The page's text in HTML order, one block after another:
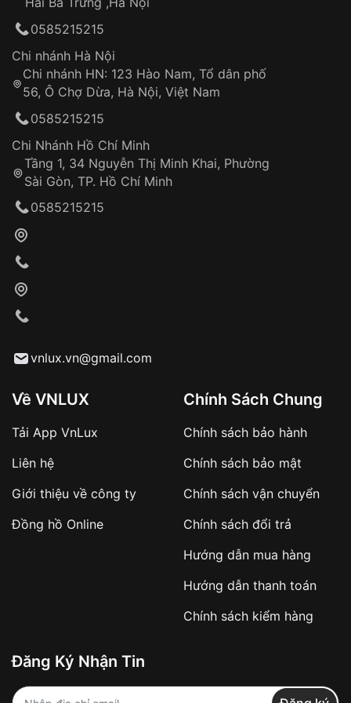
Hotline: 0585 215 215
Từ khóa SEO:
Khách hàng kiểm tra và thanh toán trực tiếp
Từ khóa SEO:
sản phẩm đặc biệt
hàng
Số tiền còn lại thanh toán khi nhận hàng hoặc
✔️ Đảm bảo xử lý đơn hàng nhanh chóng
✔️ Hạn chế tình trạng hủy đơn không mong
Từ khóa SEO:
thống VNLUX
Đảm bảo quyền lợi khách hàng
Đồng hành cùng khách hàng trong suốt quá
trình sử dụng
0585215215
Chi nhánh Hà Nội
Chi nhánh HN: 123 Hào Nam, Tổ dân phố
56, Ô Chợ Dừa, Hà Nội, Việt Nam
0585215215
Chi Nhánh Hồ Chí Minh
Tầng 1, 34 Nguyễn Thị Minh Khai, Phường
Sài Gòn, TP. Hồ Chí Minh
0585215215
vnlux.vn@gmail.com
Về VNLUX
Tải App VnLux
Liên hệ
Giới thiệu về công ty
Đồng hồ Online
Chính Sách Chung
Chính sách bảo hành
Chính sách bảo mật
Chính sách vận chuyển
Chính sách đổi trả
Hướng dẫn mua hàng
Hướng dẫn thanh toán
Chính sách kiểm hàng
Đăng Ký Nhận Tin